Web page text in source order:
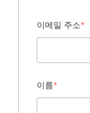
이메일 주소*
이름*